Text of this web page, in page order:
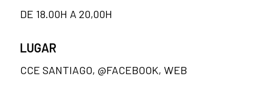
DE 18.00H A 20,00H
LUGAR
CCE SANTIAGO, @FACEBOOK, WEB